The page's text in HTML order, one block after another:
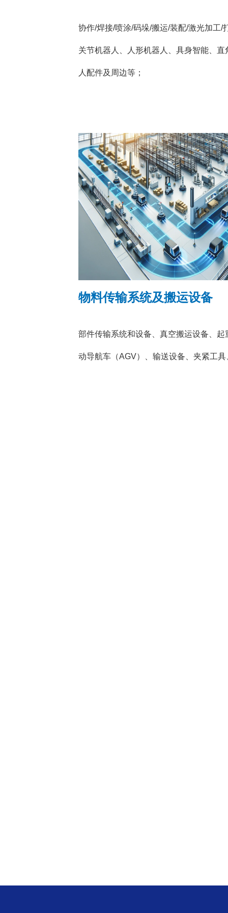
协作/焊接/喷涂/码垛/搬运/装配/激光加工/
关节机器人、人形机器人、具身智能、
人配件及周边等；
物料传输系统及搬运设备
部件传输系统和设备、真空搬运设备、
动导航车（AGV）、输送设备、夹紧工